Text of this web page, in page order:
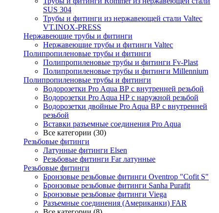
SUS 304
Трубы и фитинги из нержавеющей стали Valtec
VT.INOX-PRESS
Нержавеющие трубы и фитинги
Нержавеющие трубы и фитинги Valtec
Полипропиленовые трубы и фитинги
Полипропиленовые трубы и фитинги Fv-Plast
Полипропиленовые трубы и фитинги Millennium
Полипропиленовые трубы и фитинги
Водорозетки Pro Aqua ВР с внутренней резьбой
Водорозетки Pro Aqua НР с наружной резьбой
Водорозетки двойные Pro Aqua ВР с внутренней
резьбой
Вставки разъемные соединения Pro Aqua
Все категории (30)
Резьбовые фитинги
Латунные фитинги Elsen
Резьбовые фитинги Far латунные
Резьбовые фитинги
Бронзовые резьбовые фитинги Oventrop "Cofit S"
Бронзовые резьбовые фитинги Sanha Purafit
Бронзовые резьбовые фитинги Viega
Разъемные соединения (Американки) FAR